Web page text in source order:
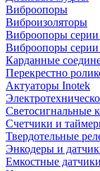
Виброопоры
Виброизоляторы
Виброопоры серии
Виброопоры
Карданные
Перекрестно
Актуаторы Inotek
Светосигнальные
Счетчики и
Твердотельные
Энкодеры и
Емкостные датчики